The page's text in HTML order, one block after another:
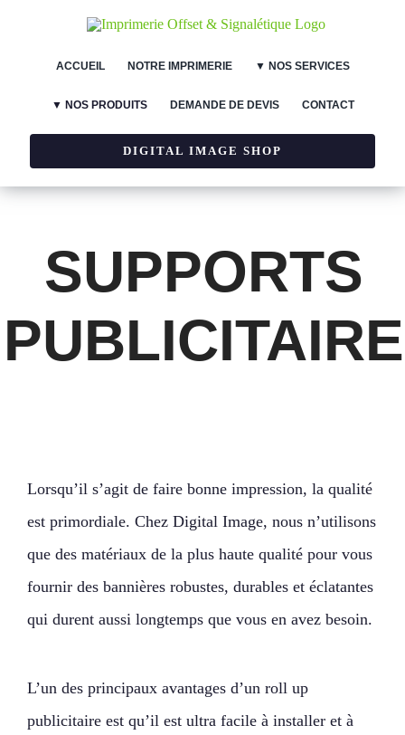
ACCUEIL NOTRE IMPRIMERIE ▼ NOS SERVICES
▼ NOS PRODUITS DEMANDE DE DEVIS CONTACT
DIGITAL IMAGE SHOP
SUPPORTS
PUBLICITAIRE
Lorsqu’il s’agit de faire bonne impression, la qualité
est primordiale. Chez Digital Image, nous n’utilisons
que des matériaux de la plus haute qualité pour vous
fournir des bannières robustes, durables et éclatantes
qui durent aussi longtemps que vous en avez besoin.
L’un des principaux avantages d’un roll up
publicitaire est qu’il est ultra facile à installer et à